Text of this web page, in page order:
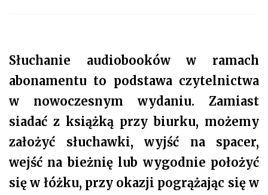
Słuchanie audiobooków w ramach
abonamentu to podstawa czytelnictwa
w nowoczesnym wydaniu. Zamiast
siadać z książką przy biurku, możemy
założyć słuchawki, wyjść na spacer,
wejść na bieżnię lub wygodnie położyć
się w łóżku, przy okazji pogrążając się w